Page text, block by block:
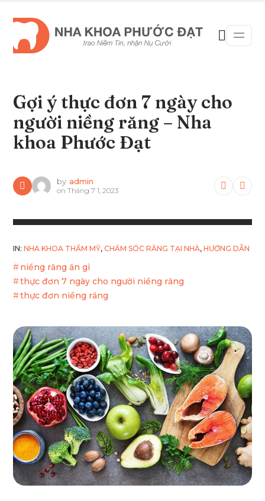
Gợi ý thực đơn 7 ngày cho
người niềng răng – Nha
khoa Phước Đạt
by admin
on Tháng 7 1, 2023
IN: NHA KHOA THẨM MỸ,CHĂM SÓC RĂNG TẠI NHÀ,HƯỚNG DẪN
niềng răng ăn gì
thực đơn 7 ngày cho người niềng răng
thực đơn niềng răng